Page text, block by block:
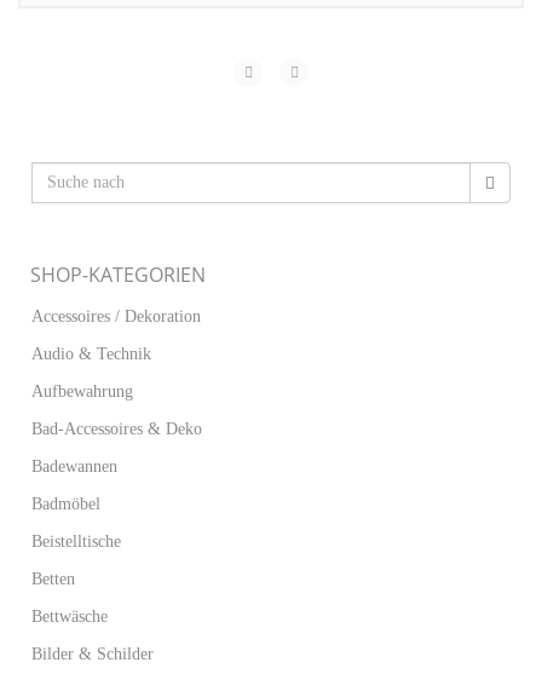
SHOP-KATEGORIEN
Accessoires / Dekoration
Audio & Technik
Aufbewahrung
Bad-Accessoires & Deko
Badewannen
Badmöbel
Beistelltische
Betten
Bettwäsche
Bilder & Schilder